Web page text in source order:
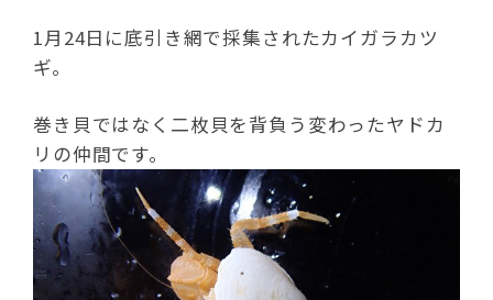
1月24日に底引き網で採集されたカイガラカツ
ギ。
巻き貝ではなく二枚貝を背負う変わったヤドカ
リの仲間です。